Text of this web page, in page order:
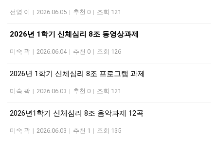
선영 이 | 2026.06.05 | 추천 0 | 조회 121
2026년 1학기 신체심리 8조 동영상과제
미숙 곽 | 2026.06.04 | 추천 0 | 조회 126
2026년 1학기 신체심리 8조 프로그램 과제
미숙 곽 | 2026.06.03 | 추천 0 | 조회 121
2026년1학기 신체심리 8조 음악과제 12곡
미숙 곽 | 2026.06.03 | 추천 1 | 조회 135